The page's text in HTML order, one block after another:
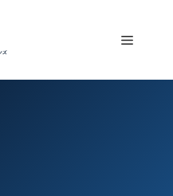
メ